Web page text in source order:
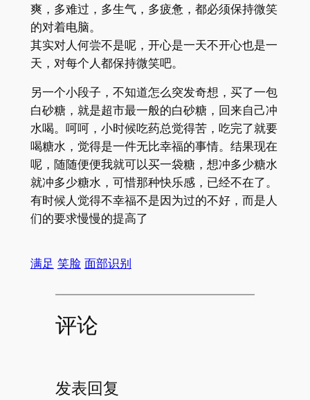
爽，多难过，多生气，多疲惫，都必须保持微笑
的对着电脑。
其实对人何尝不是呢，开心是一天不开心也是一
天，对每个人都保持微笑吧。
另一个小段子，不知道怎么突发奇想，买了一包
白砂糖，就是超市最一般的白砂糖，回来自己冲
水喝。呵呵，小时候吃药总觉得苦，吃完了就要
喝糖水，觉得是一件无比幸福的事情。结果现在
呢，随随便便我就可以买一袋糖，想冲多少糖水
就冲多少糖水，可惜那种快乐感，已经不在了。
有时候人觉得不幸福不是因为过的不好，而是人
们的要求慢慢的提高了
满足 笑脸 面部识别
评论
发表回复